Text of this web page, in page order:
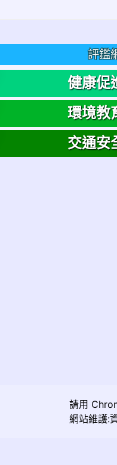
評鑑
健康促
環境教
交通安
請用
網站維護: